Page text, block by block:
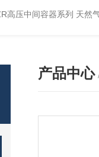
高压中间容器系列 天然
产品中心